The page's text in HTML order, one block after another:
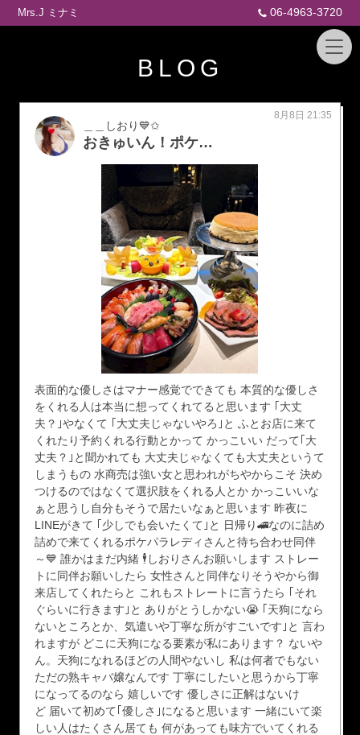
Mrs.J ミナミ 06-4963-3720
BLOG
＿＿しおり💙✩
おきゅいん！ポケパラレディさんと同伴からのポケパラ会員様も！｢天狗にならないところとか、気遣いや丁寧な所がすごいです｣と 言われますが どこに天狗になる要素が 私にあります？ ないやん。 天狗になれるほどの人間やないし 私は何者でもないです
8月8日 21:35
表面的な優しさはマナー感覚でできても 本質的な優しさ
をくれる人は本当に想ってくれてると思います ｢大丈
夫？｣やなくて ｢大丈夫じゃないやろ｣と ふとお店に来て
くれたり予約くれる行動とかって かっこいい だって｢大
丈夫？｣と聞かれても 大丈夫じゃなくても大丈夫というて
しまうもの 水商売は強い女と思われがちやからこそ 決め
つけるのではなくて選択肢をくれる人とか かっこいいな
ぁと思うし自分もそうで居たいなぁと思います 昨夜に
LINEがきて ｢少しでも会いたくて｣と 日帰り🚄なのに詰め
詰めで来てくれるポケパラレディさんと待ち合わせ同伴
～💙 誰かはまだ内緒 🕴しおりさんお願いします ストレー
トに同伴お願いしたら 女性さんと同伴なりそうやから御
来店してくれたらと これもストレートに言うたら ｢それ
ぐらいに行きます｣と ありがとうしかない😭 ｢天狗になら
ないところとか、気遣いや丁寧な所がすごいです｣と 言わ
れますが どこに天狗になる要素が私にあります？ ないや
ん。天狗になれるほどの人間やないし 私は何者でもない
ただの熟キャバ嬢なんです 丁寧にしたいと思うから丁寧
になってるのなら 嬉しいです 優しさに正解はないけ
ど 届いて初めて｢優しさ｣になると思います 一緒にいて楽
しい人はたくさん居ても 何があっても味方でいてくれる